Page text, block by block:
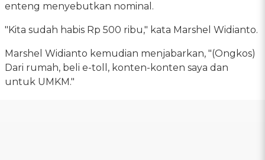
enteng menyebutkan nominal.
"Kita sudah habis Rp 500 ribu," kata Marshel Widianto.
Marshel Widianto kemudian menjabarkan, "(Ongkos)
Dari rumah, beli e-toll, konten-konten saya dan
untuk UMKM."